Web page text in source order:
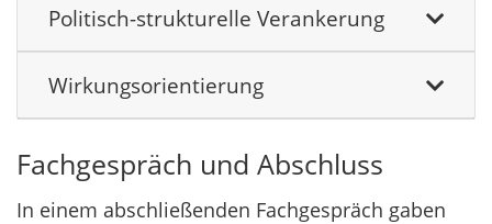
Politisch-strukturelle Verankerung
Wirkungsorientierung
Fachgespräch und Abschluss
In einem abschließenden Fachgespräch gaben